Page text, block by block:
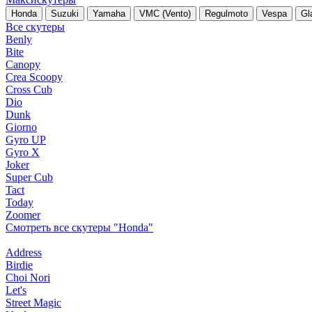
Honda Suzuki Yamaha VMC (Vento) Regulmoto Vespa
Все скутеры
Benly
Bite
Canopy
Crea Scoopy
Cross Cub
Dio
Dunk
Giorno
Gyro UP
Gyro X
Joker
Super Cub
Tact
Today
Zoomer
Смотреть все скутеры "Honda"
Address
Birdie
Choi Nori
Let's
Street Magic